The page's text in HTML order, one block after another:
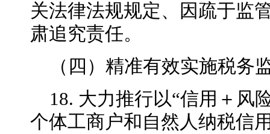
关法律法规规定、因疏于监
肃追究责任。
（四）精准有效实施税务
18. 大力推行以“信用＋风
个体工商户和自然人纳税信